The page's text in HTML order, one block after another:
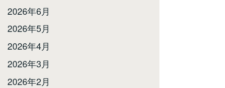
2026年6月
2026年5月
2026年4月
2026年3月
2026年2月